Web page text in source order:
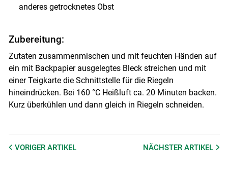
anderes getrocknetes Obst
Zubereitung:
Zutaten zusammenmischen und mit feuchten Händen auf
ein mit Backpapier ausgelegtes Bleck streichen und mit
einer Teigkarte die Schnittstelle für die Riegeln
hineindrücken. Bei 160 °C Heißluft ca. 20 Minuten backen.
Kurz überkühlen und dann gleich in Riegeln schneiden.
VORIGER ARTIKEL NÄCHSTERARTIKEL